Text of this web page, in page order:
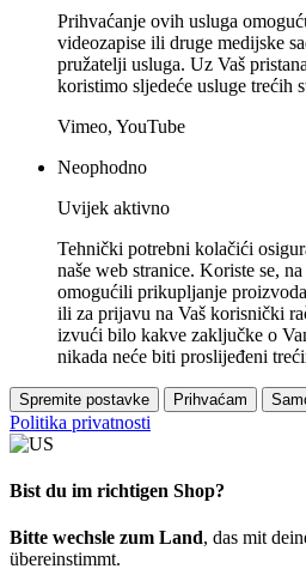
Prihvaćanje ovih usluga
videozapise ili druge medijske
pružatelji usluga. Uz Vaš
koristimo sljedeće usluge trećih
Vimeo, YouTube
Neophodno
Uvijek aktivno
Tehnički potrebni kolačići
naše web stranice. Koriste se,
omogućili prikupljanje
ili za prijavu na Vaš korisnički
izvući bilo kakve zaključke o
nikada neće biti proslijeđeni
Spremite postavke Prihvaćam
Politika privatnosti
Bist du im richtigen Shop?
Bitte wechsle zum Land, das mit
übereinstimmt.